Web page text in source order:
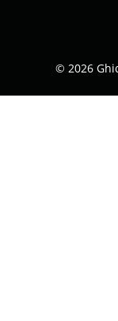
© 2026